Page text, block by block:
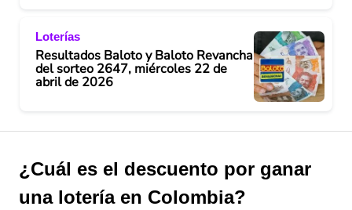
Loterías
Resultados Baloto y Baloto Revancha
del sorteo 2647, miércoles 22 de
abril de 2026
¿Cuál es el descuento por ganar
una lotería en Colombia?